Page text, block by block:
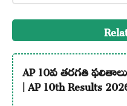
AP 10వ తరగతి
| AP 10th Results